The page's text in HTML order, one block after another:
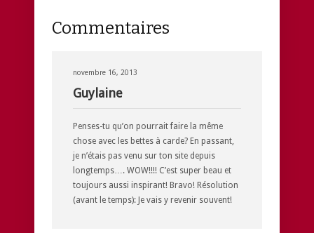
Commentaires
novembre 16, 2013
Guylaine
Penses-tu qu’on pourrait faire la même
chose avec les bettes à carde? En passant,
je n’étais pas venu sur ton site depuis
longtemps…. WOW!!!! C’est super beau et
toujours aussi inspirant! Bravo! Résolution
(avant le temps): Je vais y revenir souvent!